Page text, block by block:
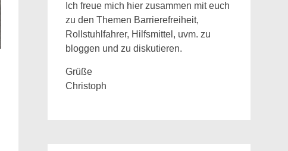
Ich freue mich hier zusammen mit euch
zu den Themen Barrierefreiheit,
Rollstuhlfahrer, Hilfsmittel, uvm. zu
bloggen und zu diskutieren.
Grüße
Christoph